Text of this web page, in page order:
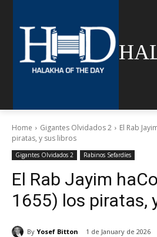
Home Gigantes Olvidados 2
El Rab
piratas, y sus libros
Gigantes Olvidados 2 Rabinos Sefardíes
El Rab Jayim
1655) los piratas,
By Yosef Bitton 1 de January de 2026